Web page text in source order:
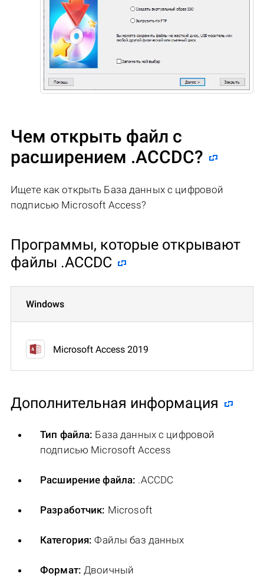
Чем открыть файл с
расширением .ACCDC?
Ищете как открыть База данных с цифровой
подписью Microsoft Access?
Программы, которые открывают
файлы .ACCDC
Windows
Microsoft Access 2019
Дополнительная информация
Тип файла: База данных с цифровой
подписью Microsoft Access
Расширение файла: .ACCDC
Разработчик: Microsoft
Категория: Файлы баз данных
Формат: Двоичный